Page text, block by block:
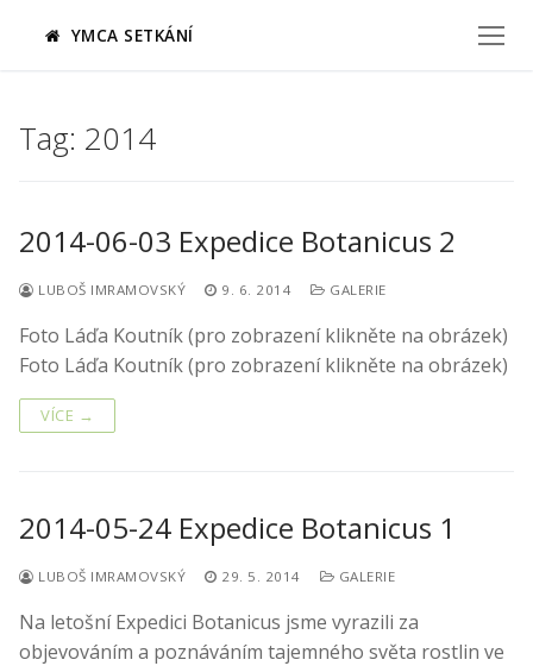
YMCA SETKÁNÍ
Tag: 2014
2014-06-03 Expedice Botanicus 2
LUBOŠ IMRAMOVSKÝ 9. 6. 2014 GALERIE
Foto Láďa Koutník (pro zobrazení klikněte na obrázek)
Foto Láďa Koutník (pro zobrazení klikněte na obrázek)
VÍCE →
2014-05-24 Expedice Botanicus 1
LUBOŠ IMRAMOVSKÝ 29. 5. 2014 GALERIE
Na letošní Expedici Botanicus jsme vyrazili za
objevováním a poznáváním tajemného světa rostlin ve